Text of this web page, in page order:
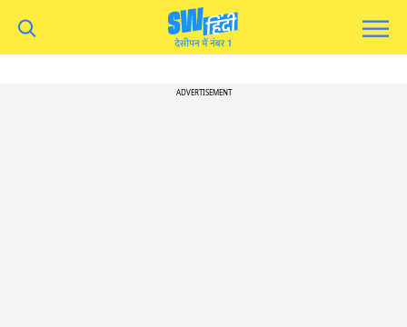
ADVERTISEMENT